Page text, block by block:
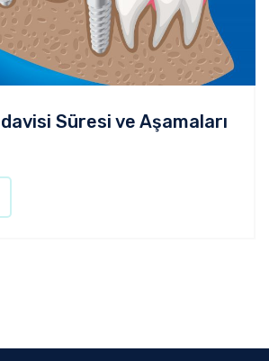
Süresi ve Aşamaları